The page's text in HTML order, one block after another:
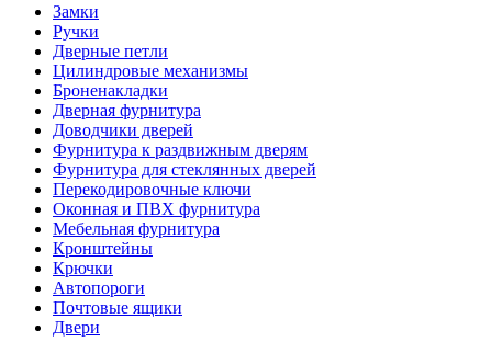
Замки
Ручки
Дверные петли
Цилиндровые механизмы
Броненакладки
Дверная фурнитура
Доводчики дверей
Фурнитура к раздвижным дверям
Фурнитура для стеклянных дверей
Перекодировочные ключи
Оконная и ПВХ фурнитура
Мебельная фурнитура
Кронштейны
Крючки
Автопороги
Почтовые ящики
Двери